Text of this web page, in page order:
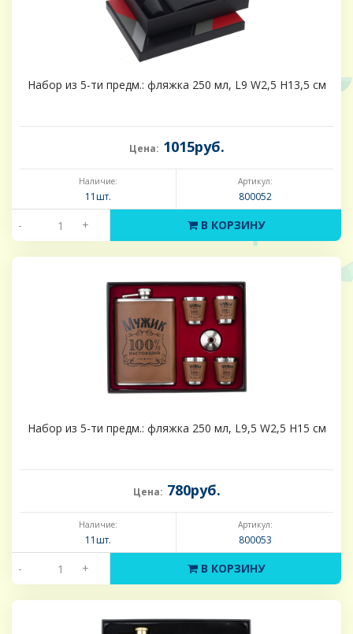
Набор из 5-ти предм.: фляжка 250 мл, L9 W2,5 H13,5 см
Цена: 1015руб.
Наличие:
11шт.
Артикул:
800052
- + В КОРЗИНУ
Набор из 5-ти предм.: фляжка 250 мл, L9,5 W2,5 H15 см
Цена: 780руб.
Наличие:
11шт.
Артикул:
800053
- + В КОРЗИНУ